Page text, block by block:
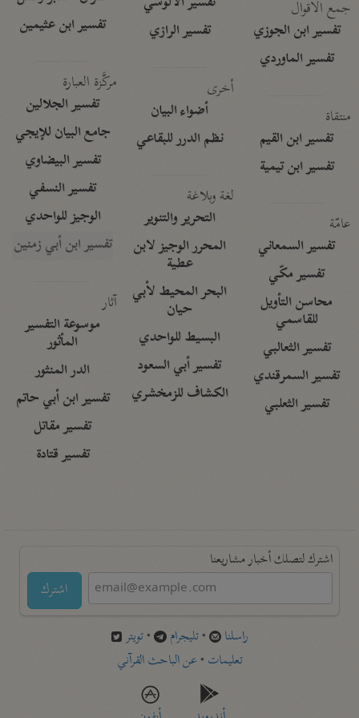
جمع الأقوال
تفسير ابن الجوزي
تفسير الماوردي
منتقاة
تفسير ابن القيم
تفسير ابن تيمية
عامّة
تفسير السمعاني
تفسير مكّي
محاسن التأويل
للقاسمي
تفسير الثعالبي
تفسير السمرقندي
تفسير الثعلبي
تفسير الرازي
أخرى
أضواء البيان
نظم الدرر للبقاعي
لغة وبلاغة
التحرير والتنوير
المحرر الوجيز لابن
عطية
البحر المحيط لأبي
حيان
البسيط للواحدي
تفسير أبي السعود
الكشاف للزمخشري
تفسير ابن عثيمين
مركَّزة العبارة
تفسير الجلالين
جامع البيان للإيجي
تفسير البيضاوي
تفسير النسفي
الوجيز للواحدي
تفسير ابن أبي زمنين
آثار
موسوعة التفسير
المأثور
الدر المنثور
تفسير ابن أبي حاتم
تفسير مقاتل
تفسير قتادة
اشترك لتصلك أخبار مشاريعنا
اشترك
راسلنا •تليجرام •تويتر
تعليمات •عن الباحث القرآني